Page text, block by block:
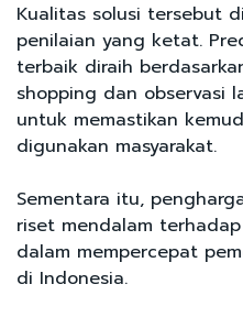
Kualitas solusi tersebut
penilaian yang ketat.
terbaik diraih
shopping dan observasi
untuk memastikan
digunakan masyarakat.
Sementara itu,
riset mendalam
dalam mempercepat
di Indonesia.